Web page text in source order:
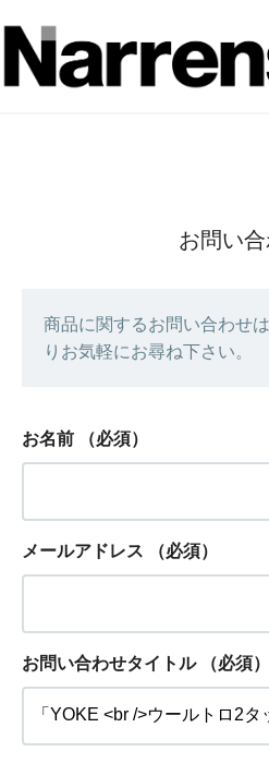
お問い
商品に関するお問い合わせ
りお気軽にお尋ね下さい。
お名前 （必須）
メールアドレス （必須）
お問い合わせタイトル （必須）